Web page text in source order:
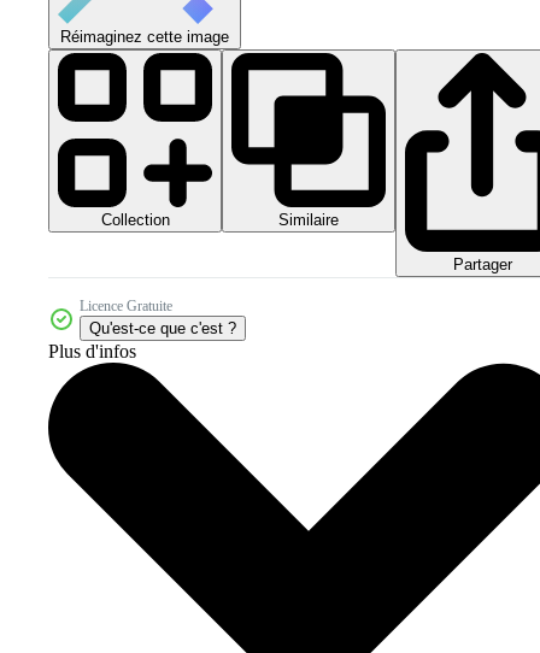
Réimaginez cette image
Collection Similaire
Partager
Licence Gratuite
Qu'est-ce que c'est ?
Plus d'infos